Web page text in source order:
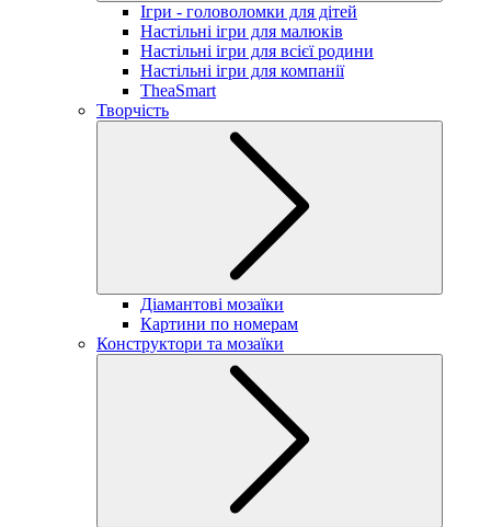
Ігри - головоломки для дітей
Настільні ігри для малюків
Настільні ігри для всієї родини
Настільні ігри для компанії
TheaSmart
Творчість
Діамантові мозаїки
Картини по номерам
Конструктори та мозаїки